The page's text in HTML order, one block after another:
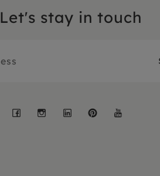
Let's stay in touch
Facebook
Instagram
LinkedIn